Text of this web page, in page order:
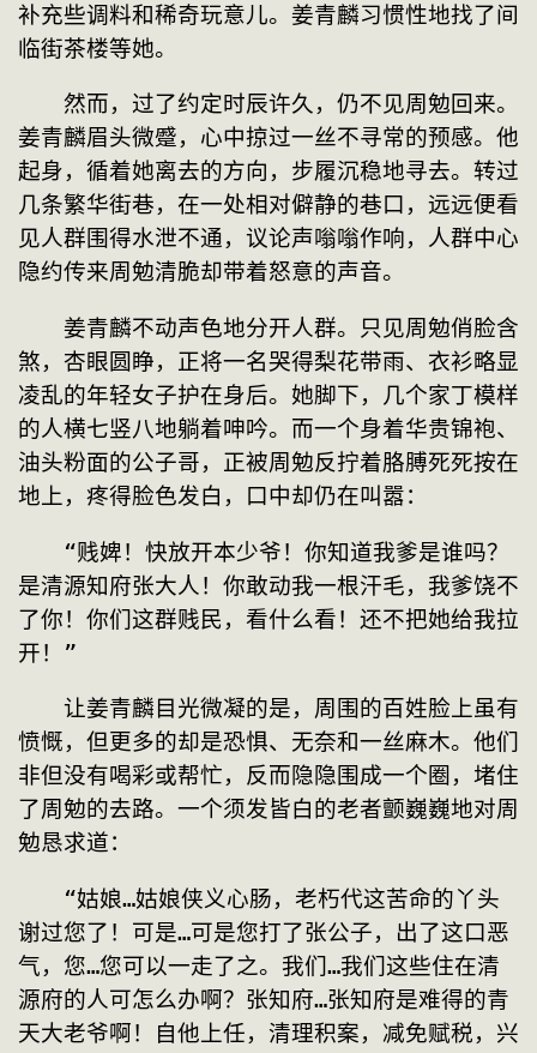
补充些调料和稀奇玩意儿。姜青麟习惯性地找了间
临街茶楼等她。
然而，过了约定时辰许久，仍不见周勉回来。
姜青麟眉头微蹙，心中掠过一丝不寻常的预感。他
起身，循着她离去的方向，步履沉稳地寻去。转过
几条繁华街巷，在一处相对僻静的巷口，远远便看
见人群围得水泄不通，议论声嗡嗡作响，人群中心
隐约传来周勉清脆却带着怒意的声音。
姜青麟不动声色地分开人群。只见周勉俏脸含
煞，杏眼圆睁，正将一名哭得梨花带雨、衣衫略显
凌乱的年轻女子护在身后。她脚下，几个家丁模样
的人横七竖八地躺着呻吟。而一个身着华贵锦袍、
油头粉面的公子哥，正被周勉反拧着胳膊死死按在
地上，疼得脸色发白，口中却仍在叫嚣：
“贱婢！快放开本少爷！你知道我爹是谁吗？
是清源知府张大人！你敢动我一根汗毛，我爹饶不
了你！你们这群贱民，看什么看！还不把她给我拉
开！”
让姜青麟目光微凝的是，周围的百姓脸上虽有
愤慨，但更多的却是恐惧、无奈和一丝麻木。他们
非但没有喝彩或帮忙，反而隐隐围成一个圈，堵住
了周勉的去路。一个须发皆白的老者颤巍巍地对周
勉恳求道：
“姑娘…姑娘侠义心肠，老朽代这苦命的丫头
谢过您了！可是…可是您打了张公子，出了这口恶
气，您…您可以一走了之。我们…我们这些住在清
源府的人可怎么办啊？张知府…张知府是难得的青
天大老爷啊！自他上任，清理积案，减免赋税，兴